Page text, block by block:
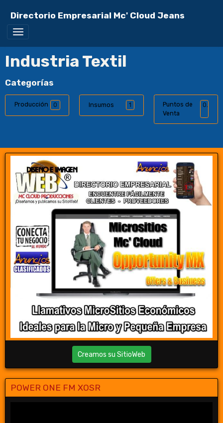
Directorio Empresarial Mc' Cloud Jeans
Industria Textil
Categorías
Producción 0 Insumos 1
Puntos de
Venta
0
Creamos su SitioWeb
POWER ONE FM XOSR